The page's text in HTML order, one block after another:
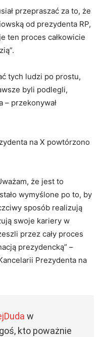
przepraszać za to, że
od prezydenta RP,
ten proces całkowicie
tych ludzi po prostu,
byli podlegli,
– przekonywał
na X powtórzono
że jest to
wymyślone po to, by
sposób realizują
swoje kariery w
przez cały proces
prezydencką” –
Prezydenta na
w
kto poważnie